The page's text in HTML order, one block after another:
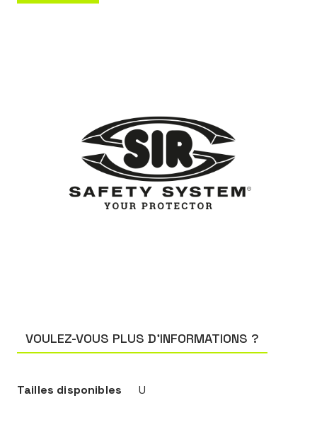
VOULEZ-VOUS PLUS D’INFORMATIONS ?
Tailles disponibles U